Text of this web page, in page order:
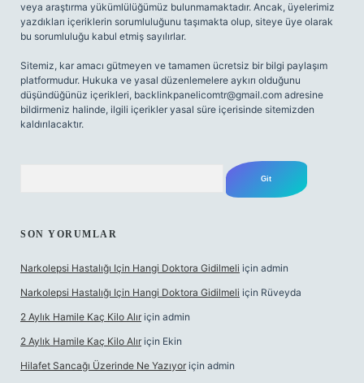
veya araştırma yükümlülüğümüz bulunmamaktadır. Ancak, üyelerimiz
yazdıkları içeriklerin sorumluluğunu taşımakta olup, siteye üye olarak
bu sorumluluğu kabul etmiş sayılırlar.
Sitemiz, kar amacı gütmeyen ve tamamen ücretsiz bir bilgi paylaşım
platformudur. Hukuka ve yasal düzenlemelere aykırı olduğunu
düşündüğünüz içerikleri, backlinkpanelicomtr@gmail.com adresine
bildirmeniz halinde, ilgili içerikler yasal süre içerisinde sitemizden
kaldırılacaktır.
SON YORUMLAR
Narkolepsi Hastalığı Için Hangi Doktora Gidilmeli için admin
Narkolepsi Hastalığı Için Hangi Doktora Gidilmeli için Rüveyda
2 Aylık Hamile Kaç Kilo Alır için admin
2 Aylık Hamile Kaç Kilo Alır için Ekin
Hilafet Sancağı Üzerinde Ne Yazıyor için admin